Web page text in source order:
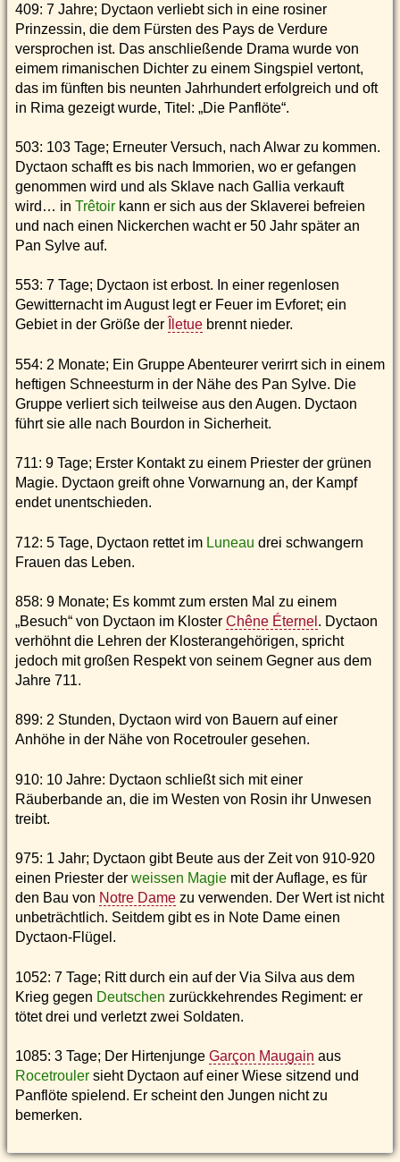
409: 7 Jahre; Dyctaon verliebt sich in eine rosiner
Prinzessin, die dem Fürsten des Pays de Verdure
versprochen ist. Das anschließende Drama wurde von
eimem rimanischen Dichter zu einem Singspiel vertont,
das im fünften bis neunten Jahrhundert erfolgreich und oft
in Rima gezeigt wurde, Titel: „Die Panflöte“.
503: 103 Tage; Erneuter Versuch, nach Alwar zu kommen.
Dyctaon schafft es bis nach Immorien, wo er gefangen
genommen wird und als Sklave nach Gallia verkauft
wird… in Trêtoir kann er sich aus der Sklaverei befreien
und nach einen Nickerchen wacht er 50 Jahr später an
Pan Sylve auf.
553: 7 Tage; Dyctaon ist erbost. In einer regenlosen
Gewitternacht im August legt er Feuer im Evforet; ein
Gebiet in der Größe der
Îletue brennt nieder.
554: 2 Monate; Ein Gruppe Abenteurer verirrt sich in einem
heftigen Schneesturm in der Nähe des Pan Sylve. Die
Gruppe verliert sich teilweise aus den Augen. Dyctaon
führt sie alle nach Bourdon in Sicherheit.
711: 9 Tage; Erster Kontakt zu einem Priester der grünen
Magie. Dyctaon greift ohne Vorwarnung an, der Kampf
endet unentschieden.
712: 5 Tage, Dyctaon rettet im Luneau drei schwangern
Frauen das Leben.
858: 9 Monate; Es kommt zum ersten Mal zu einem
„Besuch“ von Dyctaon im Kloster Chêne Éternel . Dyctaon
verhöhnt die Lehren der Klosterangehörigen, spricht
jedoch mit großen Respekt von seinem Gegner aus dem
Jahre 711.
899: 2 Stunden, Dyctaon wird von Bauern auf einer
Anhöhe in der Nähe von Rocetrouler gesehen.
910: 10 Jahre: Dyctaon schließt sich mit einer
Räuberbande an, die im Westen von Rosin ihr Unwesen
treibt.
975: 1 Jahr; Dyctaon gibt Beute aus der Zeit von 910-920
einen Priester der weissen Magie mit der Auflage, es für
den Bau von Notre Dame zu verwenden. Der Wert ist nicht
unbeträchtlich. Seitdem gibt es in Note Dame einen
Dyctaon-Flügel.
1052: 7 Tage; Ritt durch ein auf der Via Silva aus dem
Krieg gegen Deutschen zurückkehrendes Regiment: er
tötet drei und verletzt zwei Soldaten.
1085: 3 Tage; Der Hirtenjunge Garçon Maugain aus
Rocetrouler sieht Dyctaon auf einer Wiese sitzend und
Panflöte spielend. Er scheint den Jungen nicht zu
bemerken.